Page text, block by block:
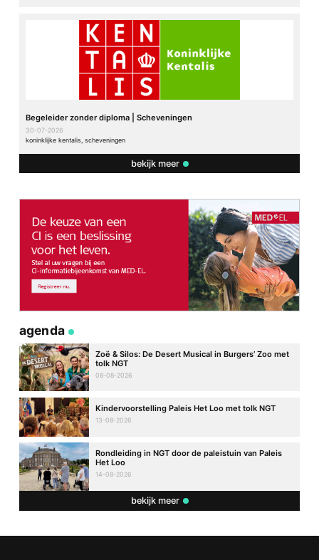
Begeleider zonder diploma | Scheveningen
30-07-2026
koninklijke kentalis, scheveningen
bekijk meer
agenda
Zoë & Silos: De Desert Musical in Burgers’ Zoo met
tolk NGT
08-08-2026
Kindervoorstelling Paleis Het Loo met tolk NGT
13-08-2026
Rondleiding in NGT door de paleistuin van Paleis
Het Loo
14-08-2026
bekijk meer